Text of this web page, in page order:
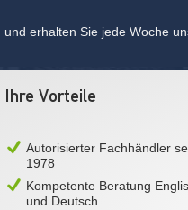
und erhalten Sie jede Woche
Ihre Vorteile
Autorisierter Fachhändler
1978
Kompetente Beratung
und Deutsch